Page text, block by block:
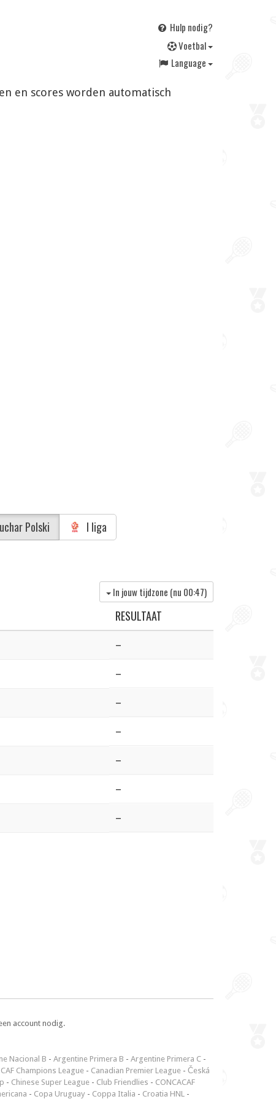
Hulp nodig?
Voetbal
Language
en scores worden automatisch
Polski I liga
In jouw tijdzone (nu 00:47)
RESULTAAT
–
–
–
–
–
–
–
account nodig.
Nacional B - Argentine Primera B - Argentine Primera C -
CAF Champions League - Canadian Premier League - Česká
- Chinese Super League - Club Friendlies - CONCACAF
- Copa Uruguay - Coppa Italia - Croatia HNL -